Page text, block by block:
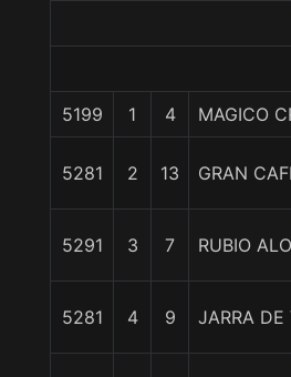
5199 1 4 MAGICO
5281 2 13 GRAN
5291 3 7 RUBIO
5281 4 9 JARRA DE